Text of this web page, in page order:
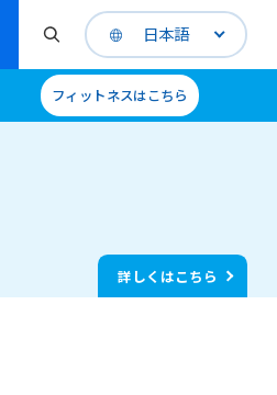
日本語
フィットネスはこちら
詳しくはこちら